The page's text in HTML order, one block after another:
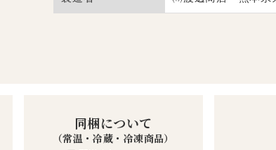
同梱について
（常温・冷蔵・冷凍商品）